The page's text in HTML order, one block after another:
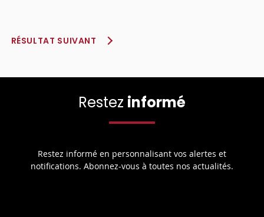
RÉSULTAT SUIVANT
Restez informé
Restez informé en personnalisant vos alertes et
notifications. Abonnez-vous à toutes nos actualités.